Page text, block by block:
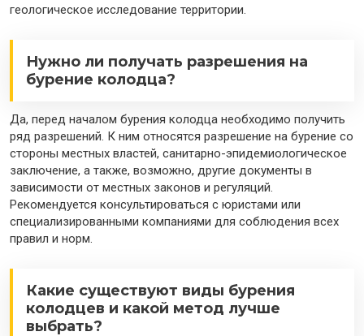
геологическое исследование территории.
Нужно ли получать разрешения на
бурение колодца?
Да, перед началом бурения колодца необходимо получить
ряд разрешений. К ним относятся разрешение на бурение со
стороны местных властей, санитарно-эпидемиологическое
заключение, а также, возможно, другие документы в
зависимости от местных законов и регуляций.
Рекомендуется консультироваться с юристами или
специализированными компаниями для соблюдения всех
правил и норм.
Какие существуют виды бурения
колодцев и какой метод лучше
выбрать?